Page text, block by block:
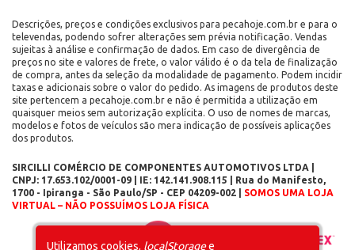
Descrições, preços e condições exclusivos para pecahoje.com.br e para o
televendas, podendo sofrer alterações sem prévia notificação. Vendas
sujeitas à análise e confirmação de dados. Em caso de divergência de
preços no site e valores de frete, o valor válido é o da tela de finalização
de compra, antes da seleção da modalidade de pagamento. Podem incidir
taxas e adicionais sobre o valor do pedido. As imagens de produtos deste
site pertencem a pecahoje.com.br e não é permitida a utilização em
quaisquer meios sem autorização explícita. O uso de nomes de marcas,
modelos e fotos de veículos são mera indicação de possíveis aplicações
dos produtos.
SIRCILLI COMÉRCIO DE COMPONENTES AUTOMOTIVOS LTDA |
CNPJ: 17.653.102/0001-09 | IE: 142.141.908.115 | Rua do Manifesto,
1700 - Ipiranga - São Paulo/SP - CEP 04209-002 | SOMOS UMA LOJA
VIRTUAL – NÃO POSSUÍMOS LOJA FÍSICA
Layout inicial
Utilizamos cookies, localStoragee